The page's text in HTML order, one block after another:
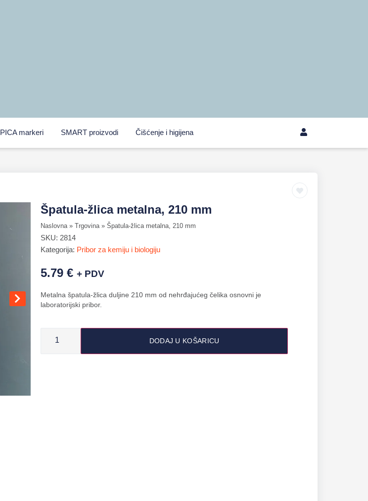
PICA markeri SMART proizvodi Čišćenje i higijena
Špatula-žlica metalna, 210 mm
Naslovna » Trgovina » Špatula-žlica metalna, 210 mm
SKU: 2814
Kategorija: Pribor za kemiju i biologiju
5.79 € + PDV
Metalna špatula-žlica duljine 210 mm od nehrđajućeg čelika osnovni je
laboratorijski pribor.
DODAJ U KOŠARICU